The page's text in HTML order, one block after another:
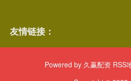
友情链接：
Powered by 久赢配资 RSS